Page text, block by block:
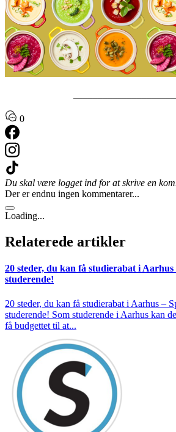
0
Du skal være logget ind for at skrive en
Der er endnu ingen kommentarer...
Loading...
Relaterede artikler
20 steder, du kan få studierabat i Aarhus
studerende!
20 steder, du kan få studierabat i Aarhus –
studerende! Som studerende i Aarhus kan
få budgettet til at...